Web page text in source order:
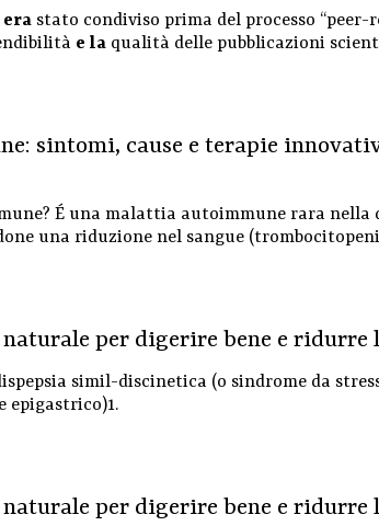
era stato condiviso prima del processo “peer-
e la qualità delle pubblicazioni
sintomi, cause e terapie
É una malattia autoimmune rara
una riduzione nel sangue
per digerire bene e ridurre
simil-discinetica (o sindrome da
epigastrico)1.
per digerire bene e ridurre